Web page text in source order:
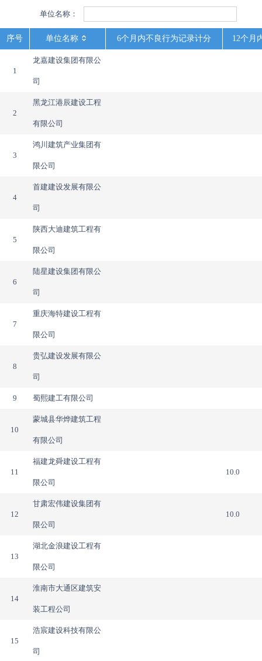
单位名称：
序号 单位名称 6个月内不良行为记录计分 12个月
1
龙嘉建设集团有限公
司
2
黑龙江港辰建设工程
有限公司
3
鸿川建筑产业集团有
限公司
4
首建建设发展有限公
司
5
陕西大迪建筑工程有
限公司
6
陆星建设集团有限公
司
7
重庆海特建设工程有
限公司
8
贵弘建设发展有限公
司
9 蜀熙建工有限公司
10
蒙城县华烨建筑工程
有限公司
11
福建龙舜建设工程有
限公司
10.0
12
甘肃宏伟建设集团有
限公司
10.0
13
湖北金浪建设工程有
限公司
14
淮南市大通区建筑安
装工程公司
15
浩宸建设科技有限公
司